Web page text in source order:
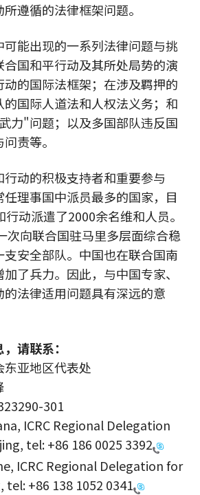
遵循的法律框架问题。
能出现的一系列法律问题与挑
国和平行动及其所处局势的演
的国际法框架；在涉及羁押的
国际人道法和人权法义务；和
力"问题；以及多国部队违反国
责等。
动的积极支持者和重要参与
理事国中派员最多的国家，目
动派遣了2000余名维和人员。
次向联合国驻马里多层面综合稳
安全部队。中国也在联合国南
了兵力。因此，与中国专家、
法律适用问题具有深远的意
请联系：
亚地区代表处
301
ICRC Regional Delegation
tel:+86 186 0025 3392
ICRC Regional Delegation for
tel:+86 138 1052 0341